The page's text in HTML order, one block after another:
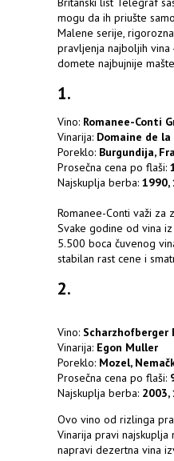
mogu da ih priušte
Malene serije,
pravljenja najboljih
domete najbujnije
1.
Vino: Romanee-Conti
Vinarija: Domaine de la
Poreklo: Burgundija,
Prosečna cena po flaši:
Najskuplja berba: 1990,
Romanee-Conti važi za
Svake godine od vina
5.500 boca čuvenog
stabilan rast cene i
2.
Vino: Scharzhofberger
Vinarija: Egon Muller
Poreklo: Mozel,
Prosečna cena po flaši:
Najskuplja berba: 2003,
Ovo vino od rizlinga
Vinarija pravi
napravi dezertna vina